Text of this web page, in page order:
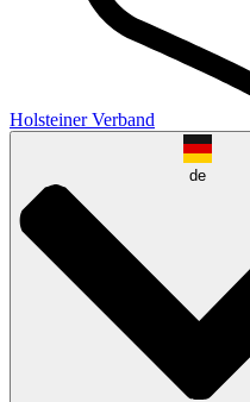
Holsteiner Verband
de